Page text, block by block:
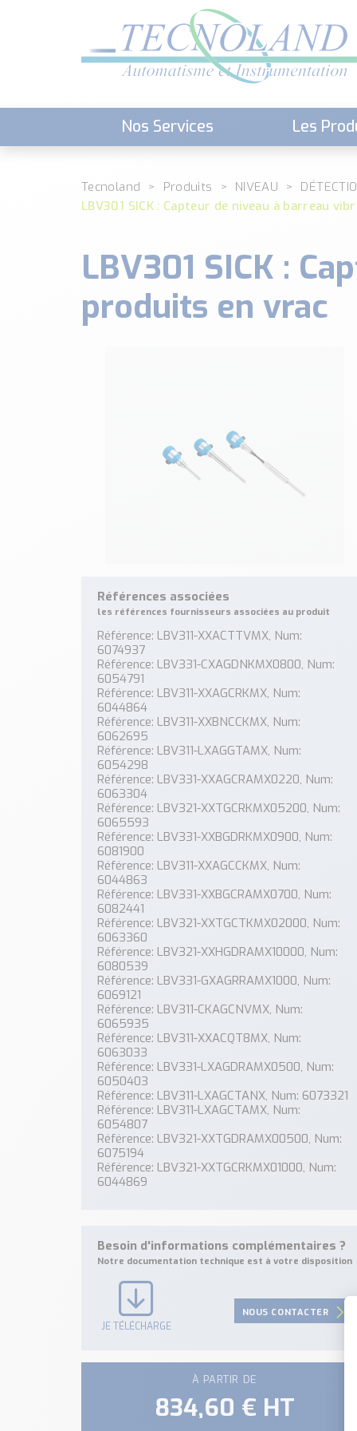
Nos Services Les
Tecnoland Produits NIVEAU
LBV301 SICK : Capteur de niveau à barreau
LBV301 SICK :
produits en vrac
Références associées
les références fournisseurs associées au produit
Référence: LBV311-XXACTTVMX, Num:
6074937
Référence: LBV331-CXAGDNKMX0800, Num:
6054791
Référence: LBV311-XXAGCRKMX, Num:
6044864
Référence: LBV311-XXBNCCKMX, Num:
6062695
Référence: LBV311-LXAGGTAMX, Num:
6054298
Référence: LBV331-XXAGCRAMX0220, Num:
6063304
Référence: LBV321-XXTGCRKMX05200, Num:
6065593
Référence: LBV331-XXBGDRKMX0900, Num:
6081900
Référence: LBV311-XXAGCCKMX, Num:
6044863
Référence: LBV331-XXBGCRAMX0700, Num:
6082441
Référence: LBV321-XXTGCTKMX02000, Num:
6063360
Référence: LBV321-XXHGDRAMX10000, Num:
6080539
Référence: LBV331-GXAGRRAMX1000, Num:
6069121
Référence: LBV311-CKAGCNVMX, Num:
6065935
Référence: LBV311-XXACQT8MX, Num:
6063033
Référence: LBV331-LXAGDRAMX0500, Num:
6050403
Référence: LBV311-LXAGCTANX, Num: 6073321
Référence: LBV311-LXAGCTAMX, Num:
6054807
Référence: LBV321-XXTGDRAMX00500, Num:
6075194
Référence: LBV321-XXTGCRKMX01000, Num:
6044869
Besoin d'informations complémentaires ?
Notre documentation technique est à votre disposition
JE TÉLÉCHARGE
NOUS CONTACTER
À PARTIR DE
834,60 € HT